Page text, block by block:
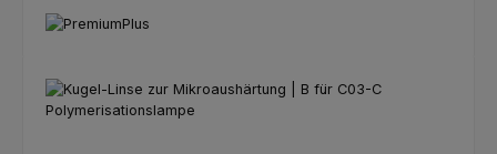
Bildergalerie überspringen